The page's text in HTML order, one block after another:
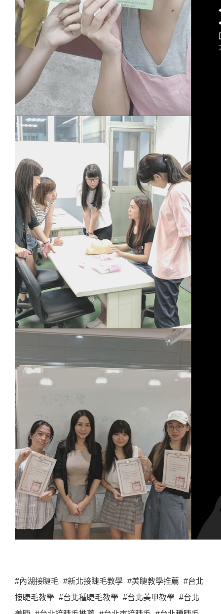
#內湖接睫毛 #新北接睫毛教學 #美睫教學推薦 #台北
接睫毛教學 #台北種睫毛教學 #台北美甲教學 #台北